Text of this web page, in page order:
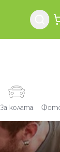
За колата